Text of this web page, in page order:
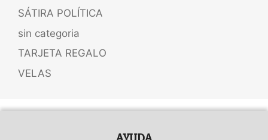
SÁTIRA POLÍTICA
sin categoria
TARJETA REGALO
VELAS